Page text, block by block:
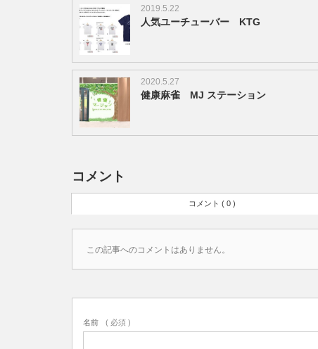
2019.5.22
人気ユーチューバー KTG
2020.5.27
健康麻雀 MJ ステーション
コメント
コメント ( 0 )
この記事へのコメントはありません。
名前 ( 必須 )